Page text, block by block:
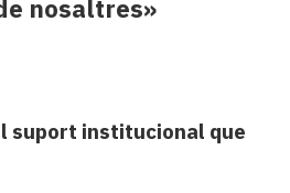
nosaltres»
suport institucional que